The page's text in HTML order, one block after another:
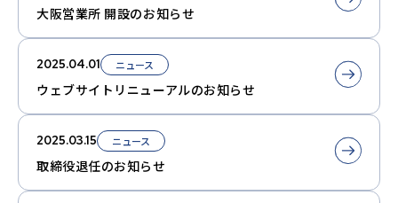
大阪営業所 開設のお知らせ
2025.04.01 ニュース
ウェブサイトリニューアルのお知らせ
2025.03.15 ニュース
取締役退任のお知らせ